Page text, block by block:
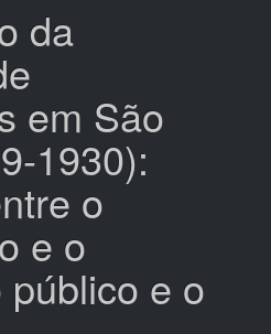
da
em São
1930):
o
e o
e o